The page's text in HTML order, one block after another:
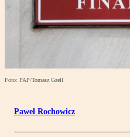
Foto: PAP/Tomasz Gzell
Paweł Rochowicz